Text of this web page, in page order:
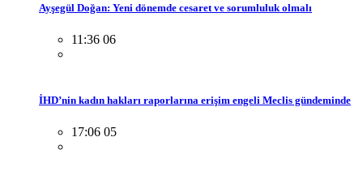
Ayşegül Doğan: Yeni dönemde cesaret ve sorumluluk olmalı
11:36 06
İHD’nin kadın hakları raporlarına erişim engeli Meclis gündeminde
17:06 05